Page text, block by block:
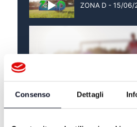
Consenso Dettagli
ZONA D - 15/06/